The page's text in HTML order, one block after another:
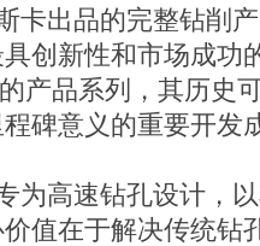
卡出品的完整钻削
创新性和市场成功
产品系列，其历史
碑意义的重要开发
为高速钻孔设计，
值在于解决传统钻